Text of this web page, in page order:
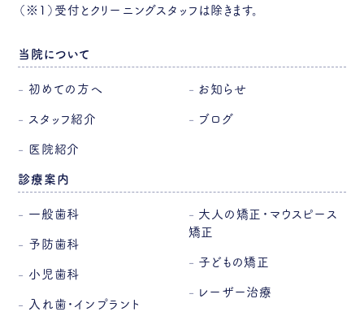
（※1）受付とクリーニングスタッフは除きます。
当院について
初めての方へ
スタッフ紹介
医院紹介
お知らせ
ブログ
診療案内
一般歯科
予防歯科
小児歯科
入れ歯・インプラント
大人の矯正・マウスピース
矯正
子どもの矯正
レーザー治療